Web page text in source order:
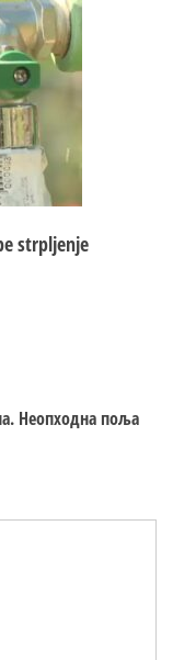
strpljenje
Неопходна поља